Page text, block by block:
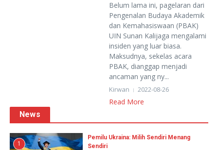
Belum lama ini, pagelaran dari
Pengenalan Budaya Akademik
dan Kemahasiswaan (PBAK)
UIN Sunan Kalijaga mengalami
insiden yang luar biasa.
Maksudnya, sekelas acara
PBAK, dianggap menjadi
ancaman yang ny...
Kirwan 2022-08-26
Read More
News
1
Pemilu Ukraina: Milih Sendiri Menang
Sendiri